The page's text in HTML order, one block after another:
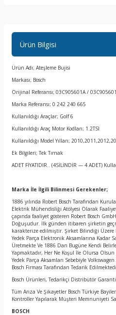
Ürün Bilgisi
Ürün Adı; Ateşleme Bujisi
Markası; Bosch
Orijinal Referansı; 03C905601A /
Marka Referansı; 0 242 240 665
Kullanıldığı Araçlar; Golf 6
Kullanıldığı Araç Motor Kodları; 1.2TSI
Kullanıldığı Model Yılları;
Ek Bilgileri; Tek Tırnak
ADET FİYATIDIR.. (4SİLİNDİR — 4 ADET)
Marka İle İlgili Bilinmesi Gerekenler;
1886 yılında Robert Bosch Tarafından
Elektrik Mühendisliği Atölyesi Olarak
çapında faaliyet gösteren Robert Bosch
Doğuşudur. İlk günden itibaren şirketin
karakterize edilmiştir. Şirket Bilindiği
Yedek Parça Elektronik Aksamlarına Kadar
Üretmekte Ve 1886 Dan Bugüne Kendi
Yapmaktadır, Her Ne Koşul İle Olursa
Yedek Parça Aksamları Sebebiyle
Bosch Firması Tarafından Tedarik
Bosch Ürünleri, Tedarikçi Distribütör
Tüm Arıza Ve Şikayetler Bosch Türkiye
Kontroller Yapılarak Müşteri Memnuniyeti
BOSCH